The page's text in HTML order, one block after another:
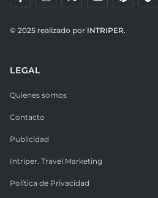
© 2025 realizado por INTRIPER.
LEGAL
Quienes somos
Contacto
Publicidad
Intriper. Travel Marketing
Política de Privacidad